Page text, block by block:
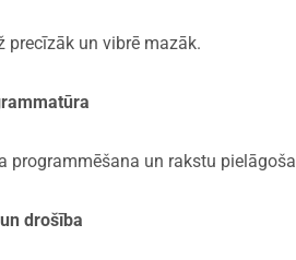
precīzāk un vibrē mazāk.
programmēšana un rakstu
drošība